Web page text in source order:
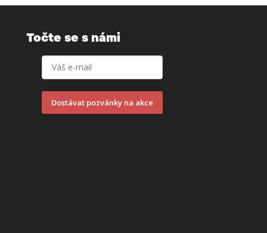
Točte se s námi
Dostávat pozvánky na akce